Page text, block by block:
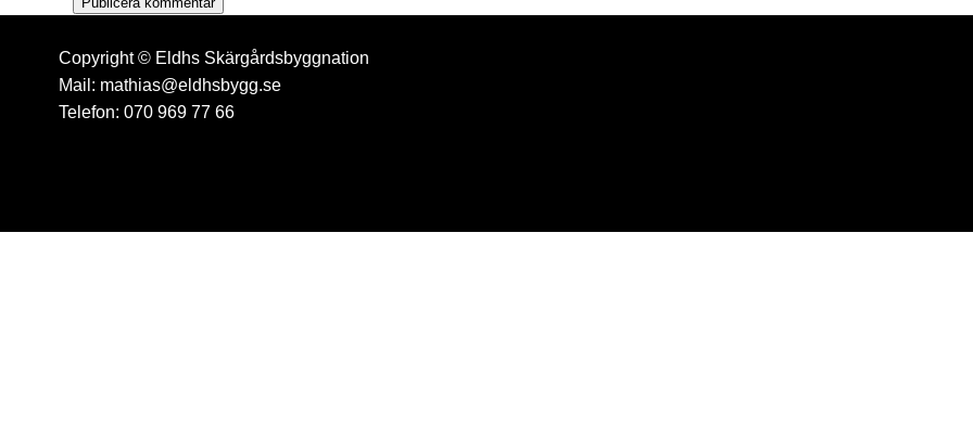
Copyright © Eldhs Skärgårdsbyggnation
Mail: mathias@eldhsbygg.se
Telefon: 070 969 77 66